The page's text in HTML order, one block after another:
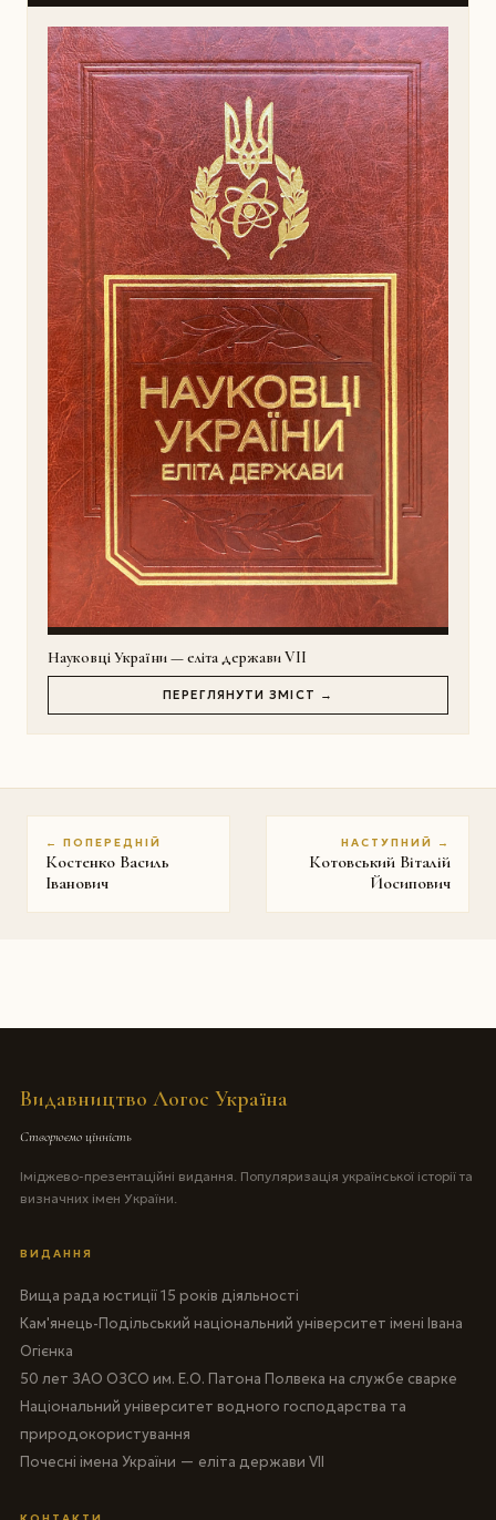
Науковці України — еліта держави VII
ПЕРЕГЛЯНУТИ ЗМІСТ →
← ПОПЕРЕДНІЙ
Костенко Василь
Іванович
НАСТУПНИЙ →
Котовський Віталій
Йосипович
Видавництво Логос Україна
Створюємо цінність
Іміджево-презентаційні видання. Популяризація української історії та
визначних імен України.
ВИДАННЯ
Вища рада юстиції 15 років діяльності
Кам'янець-Подільський національний університет імені Івана
Огієнка
50 лет ЗАО ОЗСО им. Е.О. Патона Полвека на службе сварке
Національний університет водного господарства та
природокористування
Почесні імена України — еліта держави VII